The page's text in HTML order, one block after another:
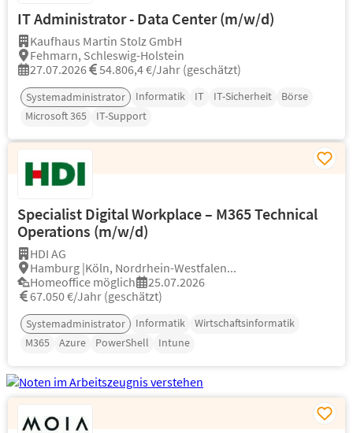
IT Administrator - Data Center (m/w/d)
Kaufhaus Martin Stolz GmbH
Fehmarn, Schleswig-Holstein
27.07.2026
54.806,4 €/Jahr (geschätzt)
Systemadministrator Informatik IT IT-Sicherheit
Börse
Microsoft 365
IT-Support
Specialist Digital Workplace – M365 Technical
Operations (m/w/d)
HDI AG
Hamburg |Köln, Nordrhein-Westfalen...
Homeoffice möglich
25.07.2026
67.050 €/Jahr (geschätzt)
Systemadministrator Informatik
Wirtschaftsinformatik
M365
Azure PowerShell Intune